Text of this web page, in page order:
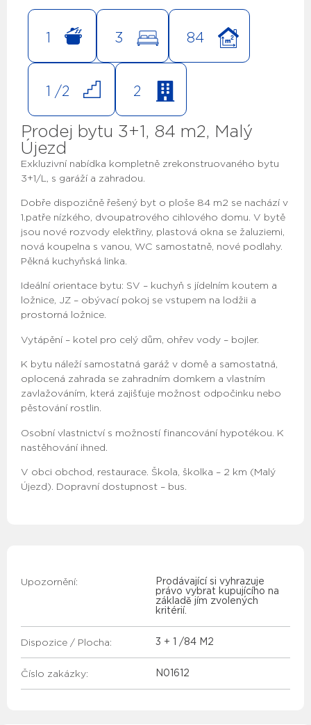
1 3 84
1 /2 2
Prodej bytu 3+1, 84 m2, Malý
Újezd
Exkluzivní nabídka kompletně zrekonstruovaného bytu
3+1/L, s garáží a zahradou.
Dobře dispozičně řešený byt o ploše 84 m2 se nachází v
1.patře nízkého, dvoupatrového cihlového domu. V bytě
jsou nové rozvody elektřiny, plastová okna se žaluziemi,
nová koupelna s vanou, WC samostatně, nové podlahy.
Pěkná kuchyňská linka.
Ideální orientace bytu: SV – kuchyň s jídelním koutem a
ložnice, JZ – obývací pokoj se vstupem na lodžii a
prostorná ložnice.
Vytápění – kotel pro celý dům, ohřev vody – bojler.
K bytu náleží samostatná garáž v domě a samostatná,
oplocená zahrada se zahradním domkem a vlastním
zavlažováním, která zajišťuje možnost odpočinku nebo
pěstování rostlin.
Osobní vlastnictví s možností financování hypotékou. K
nastěhování ihned.
V obci obchod, restaurace. Škola, školka – 2 km (Malý
Újezd). Dopravní dostupnost – bus.
Upozornění:
Prodávající si vyhrazuje
právo vybrat kupujícího na
základě jím zvolených
kritérií.
Dispozice / Plocha: 3 + 1 /84 M2
Číslo zakázky: N01612